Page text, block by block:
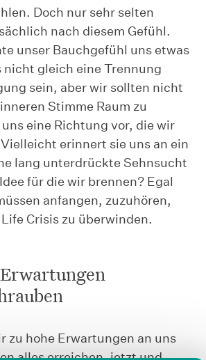
Doch nur sehr selten
nach diesem Gefühl.
unser Bauchgefühl uns etwas
nicht gleich eine Trennung
sein, aber wir sollten nicht
Stimme Raum zu
eine Richtung vor, die wir
erinnert sie uns an ein
lang unterdrückte Sehnsucht
für die wir brennen? Egal
anfangen, zuzuhören,
Crisis zu überwinden.
zu hohe Erwartungen an uns
alles erreichen, jetzt und